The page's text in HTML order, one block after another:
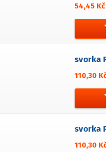
54,45 Kč
svorka
110,30
110,30